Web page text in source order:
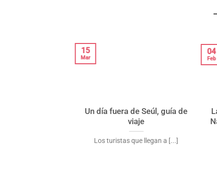
Un día fuera de Seúl, guía de
viaje
Los turistas que llegan a [...]
15
Mar
04
Feb